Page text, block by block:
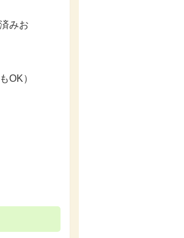
みお
OK）